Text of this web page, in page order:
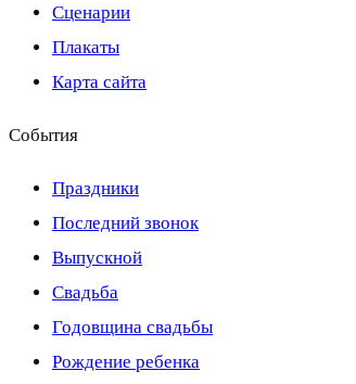
Сценарии
Плакаты
Карта сайта
События
Праздники
Последний звонок
Выпускной
Свадьба
Годовщина свадьбы
Рождение ребенка